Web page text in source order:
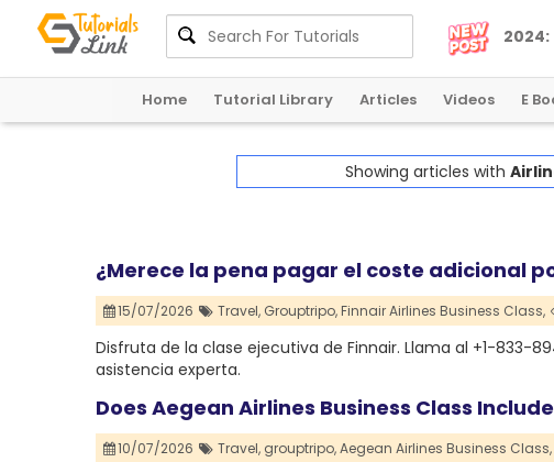
2024:ALandm
arkYearforGlobalCryptoRegulation
Home Tutorial Library Articles Videos E
Showing articles with
¿Merece la pena pagar el coste adicional
15/07/2026 Travel, Grouptripo,Finnair Airlines Business Class,
Disfruta de la clase ejecutiva de Finnair. Llama al +1-833-
asistencia experta.
Does Aegean Airlines Business Class
10/07/2026 Travel, grouptripo,Aegean Airlines Business Class,